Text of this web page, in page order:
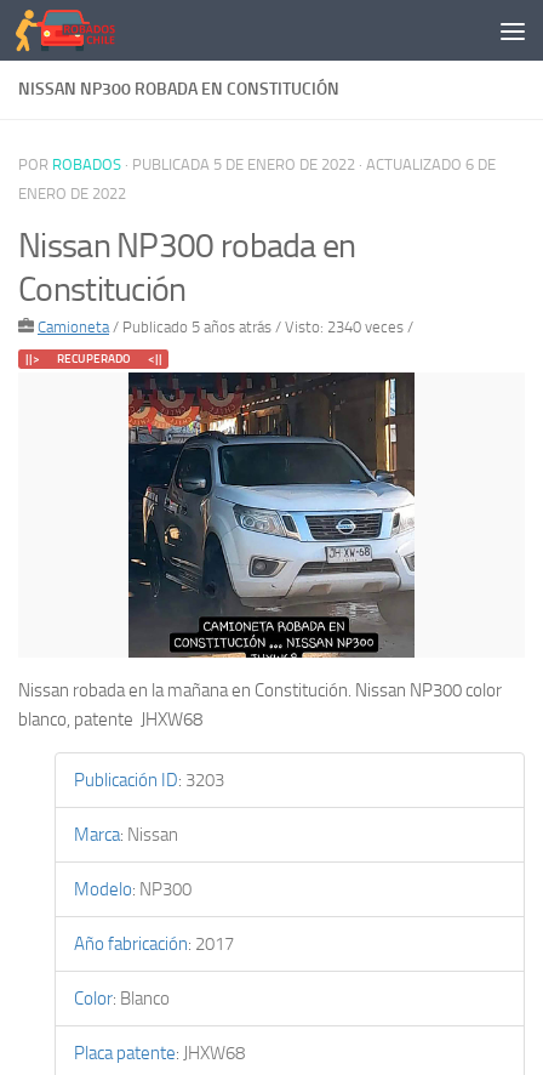
Saltar al contenido
NISSAN NP300 ROBADA EN CONSTITUCIÓN
POR ROBADOS · PUBLICADA 5 DE ENERO DE 2022 · ACTUALIZADO 6 DE
ENERO DE 2022
Nissan NP300 robada en
Constitución
Camioneta/ Publicado 5 años atrás / Visto: 2340 veces /
||> RECUPERADO <||
Nissan robada en la mañana en Constitución. Nissan NP300 color
blanco, patente JHXW68
Publicación ID: 3203
Marca: Nissan
Modelo: NP300
Año fabricación: 2017
Color: Blanco
Placa patente: JHXW68